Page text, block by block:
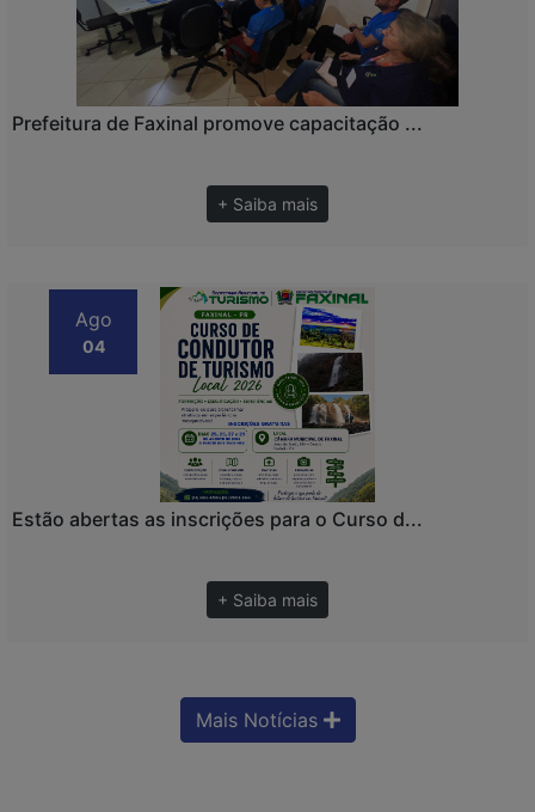
Prefeitura de Faxinal promove capacitação ...
+ Saiba mais
Ago
04
Estão abertas as inscrições para o Curso d...
+ Saiba mais
Mais Notícias